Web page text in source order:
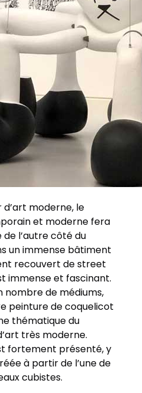
moderne, le
et moderne fera
l’autre côté du
un immense bâtiment
recouvert de street
immense et fascinant.
nombre de médiums,
peinture de coquelicot
thématique du
très moderne.
fortement présenté, y
à partir de l’une de
cubistes.